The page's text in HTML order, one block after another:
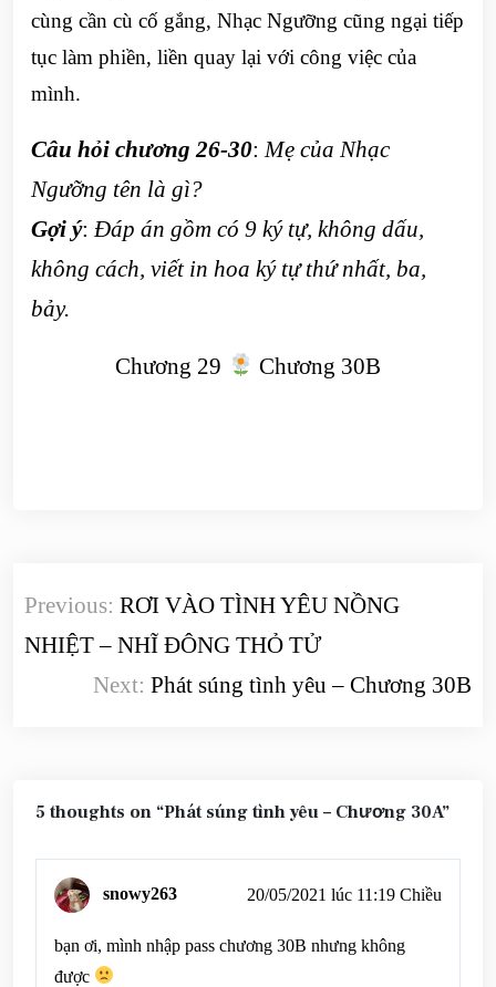
cùng cần cù cố gắng, Nhạc Ngưỡng cũng ngại tiếp
tục làm phiền, liền quay lại với công việc của
mình.
Câu hỏi chương 26-30: Mẹ của Nhạc
Ngưỡng tên là gì?
Gợi ý: Đáp án gồm có 9 ký tự, không dấu,
không cách, viết in hoa ký tự thứ nhất, ba,
bảy.
Chương 29 Chương 30B
hướng
bài
Previous: RƠI VÀO TÌNH YÊU NỒNG
NHIỆT – NHĨ ĐÔNG THỎ TỬ
Next: Phát súng tình yêu – Chương 30B
5 thoughts on “Phát súng tình yêu – Chương 30A”
snowy263 20/05/2021 lúc 11:19 Chiều
bạn ơi, mình nhập pass chương 30B nhưng không
được